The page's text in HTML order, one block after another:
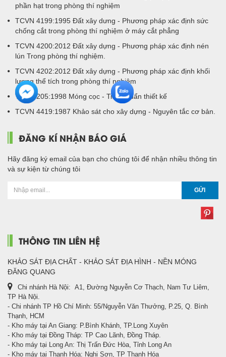
phần hạt trong phòng thí nghiệm
TCVN 4199:1995 Đất xây dưng - Phương pháp xác định sức
chống cắt trong phòng thí nghiệm ở máy cắt phẳng
TCVN 4200:2012 Đất xây dựng - Phương pháp xác định nén
lún Trong phòng thí nghiệm.
TCVN 4202:2012 Đất xây dựng - Phương pháp xác định khối
lượng thể tích trong phòng thí nghiệm
TCXD 205:1998 Móng cọc - Tiêu chuẩn thiết kế
TCVN 4419:1987 Khảo sát cho xây dựng - Nguyên tắc cơ bản.
ĐĂNG KÍ NHẬN BÁO GIÁ
Hãy đăng ký email của bạn cho chúng tôi để nhận nhiều thông tin
và sự kiện từ chúng tôi
GỬI
THÔNG TIN LIÊN HỆ
KHẢO SÁT ĐỊA CHẤT - KHẢO SÁT ĐỊA HÌNH - NỀN MÓNG
ĐĂNG QUANG
Chi nhánh Hà Nội: A1, Đường Nguyễn Cơ Thạch, Nam Tư Liêm,
TP Hà Nội.
- Chi nhánh TP Hồ Chí Minh: 55/Nguyễn Văn Thưởng, P.25, Q. Bình
Thạnh, HCM
- Kho máy tại An Giang: P.Bình Khánh, TP.Long Xuyên
- Kho máy tại Đồng Tháp: TP Cao Lãnh, Đồng Tháp.
- Kho máy tại Long An: Thị Trấn Đức Hòa, Tỉnh Long An
- Kho máy tại Thanh Hóa: Nghi Sơn, TP Thanh Hóa